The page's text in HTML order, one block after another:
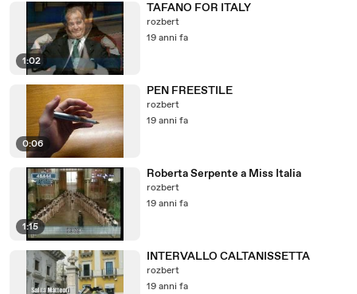
1:02
TAFANO FOR ITALY
rozbert
19 anni fa
0:06
PEN FREESTILE
rozbert
19 anni fa
1:15
Roberta Serpente a Miss Italia
rozbert
19 anni fa
INTERVALLO CALTANISSETTA
rozbert
19 anni fa